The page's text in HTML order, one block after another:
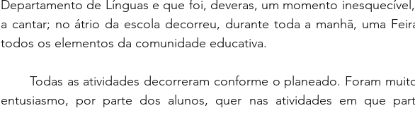
Departamento de Línguas e que foi, deveras, um momento
a cantar; no átrio da escola decorreu, durante toda a manhã, uma
todos os elementos da comunidade educativa.
entusiasmo, por parte dos alunos, quer nas atividades em que